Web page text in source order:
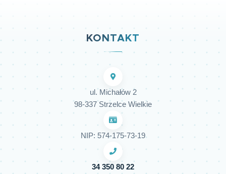
KONTAKT
ul. Michałów 2
98-337 Strzelce Wielkie
NIP: 574-175-73-19
34 350 80 22